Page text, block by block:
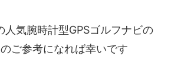
人気腕時計型GPSゴルフナビの
ご参考になれば幸いです